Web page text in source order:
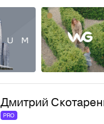
Дмитрий
PRO